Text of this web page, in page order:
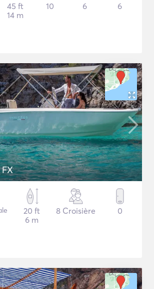
45 ft
14 m
10 6 6
20 ft
6 m
8 Croisière 0